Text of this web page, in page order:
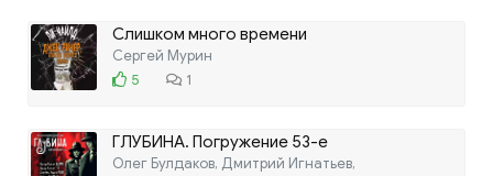
Слишком много времени
Сергей Мурин
5
1
ГЛУБИНА. Погружение 53-е
Олег Булдаков, Дмитрий Игнатьев,